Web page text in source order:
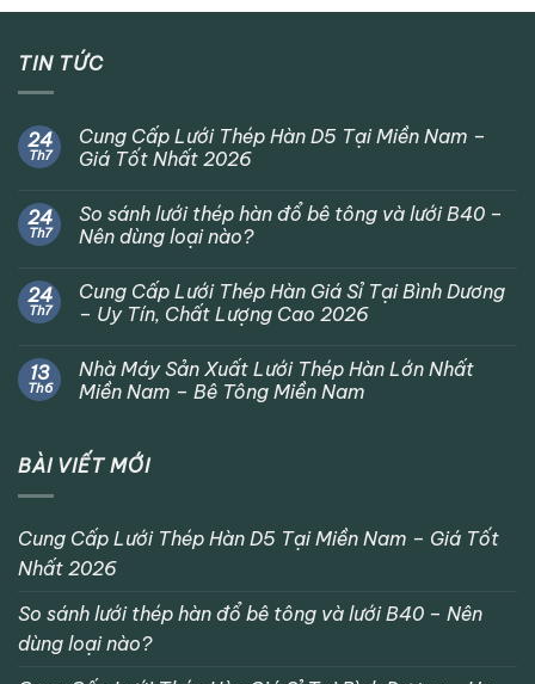
TIN TỨC
24
Th7
Cung Cấp Lưới Thép Hàn D5 Tại Miền Nam –
Giá Tốt Nhất 2026
24
Th7
So sánh lưới thép hàn đổ bê tông và lưới B40 –
Nên dùng loại nào?
24
Th7
Cung Cấp Lưới Thép Hàn Giá Sỉ Tại Bình Dương
– Uy Tín, Chất Lượng Cao 2026
13
Th6
Nhà Máy Sản Xuất Lưới Thép Hàn Lớn Nhất
Miền Nam – Bê Tông Miền Nam
BÀI VIẾT MỚI
Cung Cấp Lưới Thép Hàn D5 Tại Miền Nam – Giá Tốt
Nhất 2026
So sánh lưới thép hàn đổ bê tông và lưới B40 – Nên
dùng loại nào?